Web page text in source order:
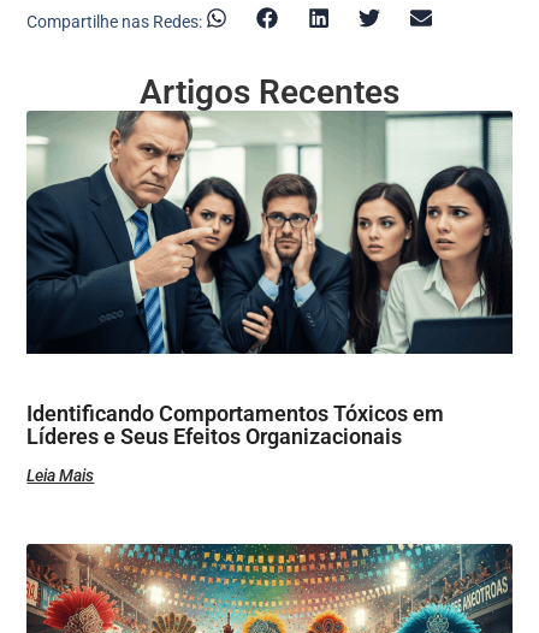
Compartilhe nas Redes:
Artigos Recentes
Identificando Comportamentos Tóxicos em
Líderes e Seus Efeitos Organizacionais
Leia Mais